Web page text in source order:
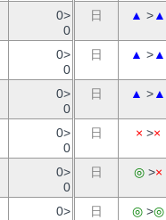
0>
0
日 ▲ >▲
0>
0
日 ▲ >▲
0>
0
日 ▲ >▲
0>
0
日 × >×
0>
0
日 ◎>×
0>
日 ◎>◎